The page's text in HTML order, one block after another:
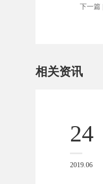
下一篇 |
相关资讯
24
2019.06